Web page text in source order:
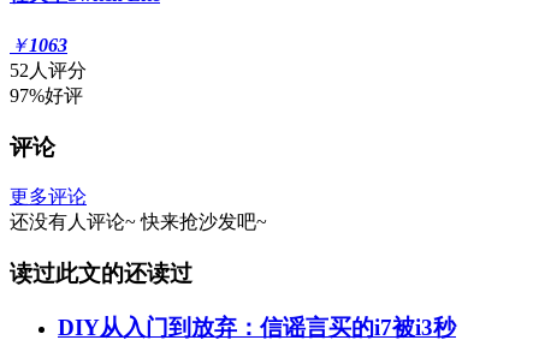
￥1063
52人评分
97%好评
评论
更多评论
还没有人评论~ 快来抢沙发吧~
读过此文的还读过
DIY从入门到放弃：信谣言买的i7被i3秒